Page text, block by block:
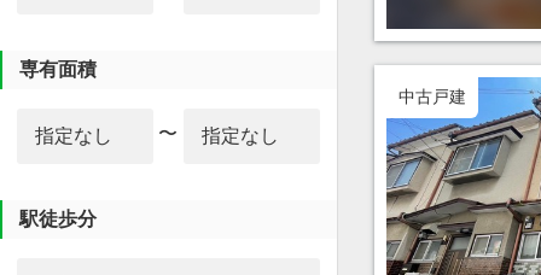
専有面積
〜
駅徒歩分
中古戸建